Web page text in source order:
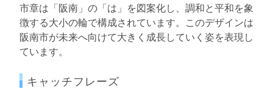
市章は「阪南」の「は」を図案化し、調和と平和を象
徴する大小の輪で構成されています。このデザインは
阪南市が未来へ向けて大きく成長していく姿を表現し
ています。
キャッチフレーズ